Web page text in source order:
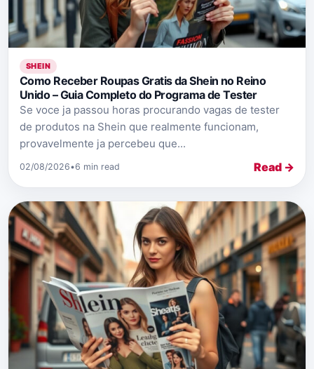
SHEIN
Como Receber Roupas Gratis da Shein no Reino
Unido – Guia Completo do Programa de Tester
Se voce ja passou horas procurando vagas de tester
de produtos na Shein que realmente funcionam,
provavelmente ja percebeu que...
02/08/2026•6 min read Read →